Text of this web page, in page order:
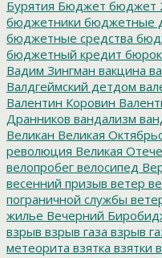
Бурятия Бюджет бюджет
бюджетники бюджетные
бюджетные средства
бюджетный кредит
Вадим Зингман вакцина
Валдгеймский детдом
Валентин Коровин
Дранников вандализм
Великан Великая
революция Великая
велопробег велосипед
весенний призыв ветер
пограничной службы
жилье Вечерний
взрыв взрыв газа взрыв
метеорита взятка взятки